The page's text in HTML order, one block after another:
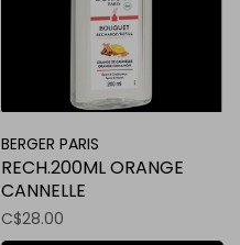
BERGER PARIS
RECH.200ML ORANGE
CANNELLE
C$28.00